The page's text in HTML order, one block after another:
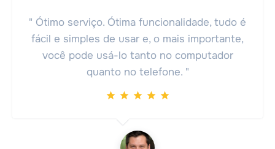
" Ótimo serviço. Ótima funcionalidade, tudo é
fácil e simples de usar e, o mais importante,
você pode usá-lo tanto no computador
quanto no telefone. "